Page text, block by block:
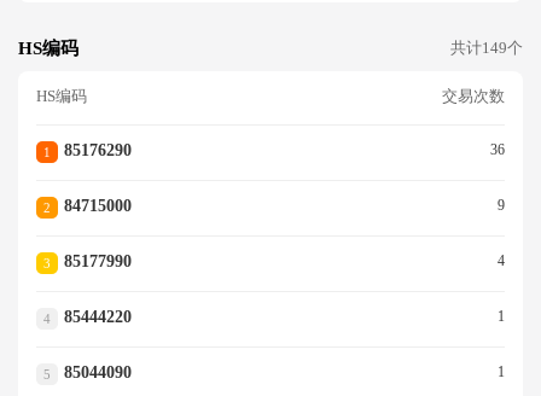
HS编码 共计149个
HS编码 交易次数
1 85176290 36
2 84715000 9
3 85177990 4
4 85444220 1
5 85044090 1